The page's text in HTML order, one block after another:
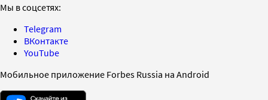
Мы в соцсетях:
Telegram
ВКонтакте
YouTube
Мобильное приложение Forbes Russia на Android